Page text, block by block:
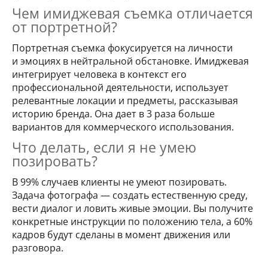
Чем имиджевая съемка отличается
от портретной?
Портретная съемка фокусируется на личности
и эмоциях в нейтральной обстановке. Имиджевая
интегрирует человека в контекст его
профессиональной деятельности, использует
релевантные локации и предметы, рассказывая
историю бренда. Она дает в 3 раза больше
вариантов для коммерческого использования.
Что делать, если я не умею
позировать?
В 99% случаев клиенты не умеют позировать.
Задача фотографа — создать естественную среду,
вести диалог и ловить живые эмоции. Вы получите
конкретные инструкции по положению тела, а 60%
кадров будут сделаны в момент движения или
разговора.